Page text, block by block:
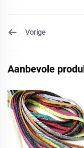
Vorige
Aanbevole